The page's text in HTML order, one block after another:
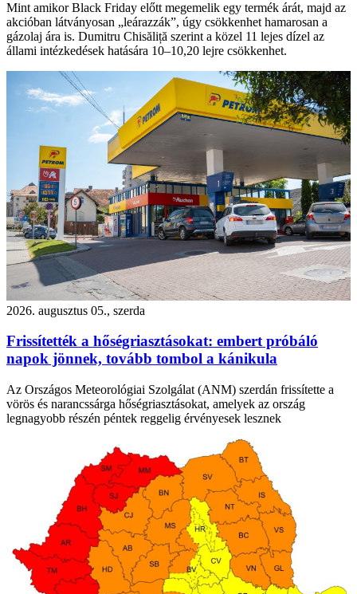
Mint amikor Black Friday előtt megemelik egy termék árát, majd az
akcióban látványosan „leárazzák”, úgy csökkenhet hamarosan a
gázolaj ára is. Dumitru Chisăliță szerint a közel 11 lejes dízel az
állami intézkedések hatására 10–10,20 lejre csökkenhet.
2026. augusztus 05., szerda
Frissítették a hőségriasztásokat: embert próbáló
napok jönnek, tovább tombol a kánikula
Az Országos Meteorológiai Szolgálat (ANM) szerdán frissítette a
vörös és narancssárga hőségriasztásokat, amelyek az ország
legnagyobb részén péntek reggelig érvényesek lesznek